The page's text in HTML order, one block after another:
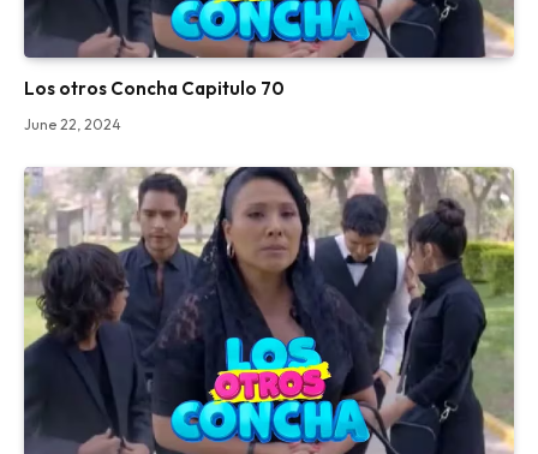
Los otros Concha Capitulo 70
June 22, 2024